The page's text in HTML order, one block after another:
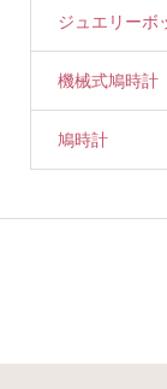
ジュエリーボ
機械式鳩時計
鳩時計